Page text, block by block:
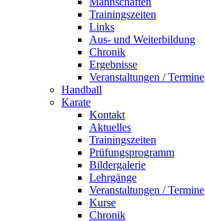
Trainingszeiten
Links
Aus- und Weiterbildung
Chronik
Ergebnisse
Veranstaltungen / Termine
Handball
Karate
Kontakt
Aktuelles
Trainingszeiten
Prüfungsprogramm
Bildergalerie
Lehrgänge
Veranstaltungen / Termine
Kurse
Chronik